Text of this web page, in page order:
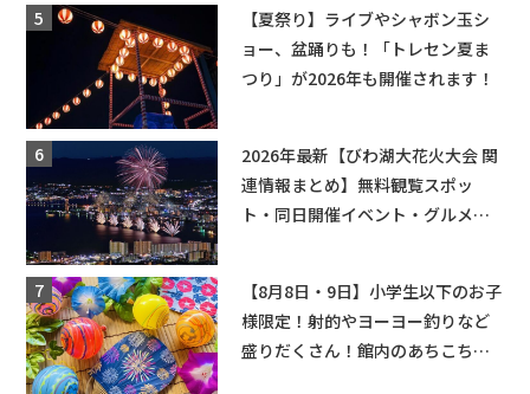
【夏祭り】ライブやシャボン玉シ
ョー、盆踊りも！「トレセン夏ま
つり」が2026年も開催されます！
2026年最新【びわ湖大花火大会 関
連情報まとめ】無料観覧スポッ
ト・同日開催イベント・グルメマ
【8月8日・9日】小学生以下のお子
様限定！射的やヨーヨー釣りなど
盛りだくさん！館内のあちこちに